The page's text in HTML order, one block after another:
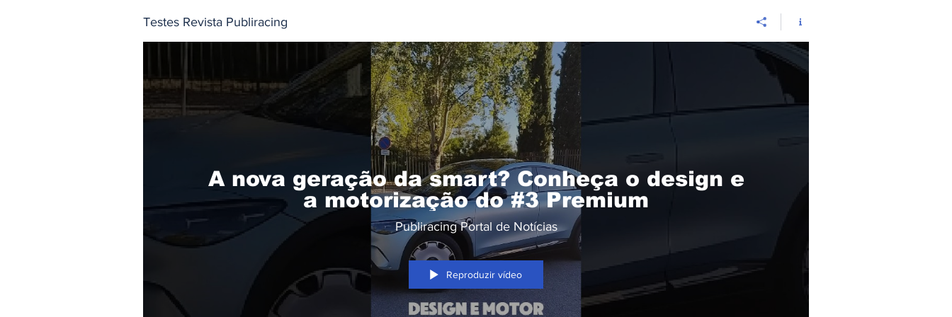
Testes Revista Publiracing
A nova geração da smart? Conheça o design e
a motorização do #3 Premium
Publiracing Portal de Notícias
Reproduzir vídeo